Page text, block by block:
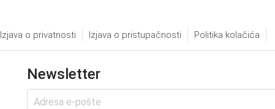
Izjava o privatnosti Izjava o pristupačnosti Politika kolačića
Newsletter